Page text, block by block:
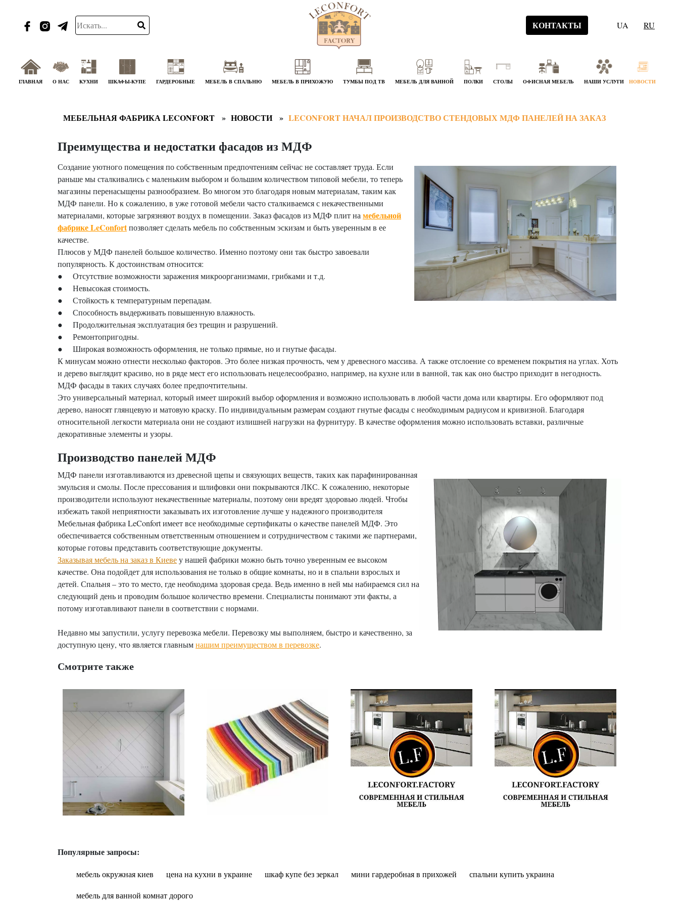
КОНТАКТЫ UA RU
ГЛАВНАЯ О НАС КУХНИ ШКАФЫ-КУПЕ ГАРДЕРОБНЫЕ МЕБЕЛЬ В СПАЛЬНЮ МЕБЕЛЬ В ПРИХОЖУЮ ТУМБЫ ПОД ТВ МЕБЕЛЬ ДЛЯ ВАННОЙ ПОЛКИ СТОЛЫ ОФИСНАЯ МЕБЕЛЬ НАШИ УСЛУГИ НОВОСТИ
МЕБЕЛЬНАЯ ФАБРИКА LECONFORT НОВОСТИ LECONFORT НАЧАЛ ПРОИЗВОДСТВО СТЕНДОВЫХ МДФ ПАНЕЛЕЙ НА ЗАКАЗ
Преимущества и недостатки фасадов из МДФ
Создание уютного помещения по собственным предпочтениям сейчас не составляет труда. Если
раньше мы сталкивались с маленьким выбором и большим количеством типовой мебели, то теперь
магазины перенасыщены разнообразием. Во многом это благодаря новым материалам, таким как
МДФ панели. Но к сожалению, в уже готовой мебели часто сталкиваемся с некачественными
материалами, которые загрязняют воздух в помещении. Заказ фасадов из МДФ плит на мебельной
фабрике LeConfortпозволяет сделать мебель по собственным эскизам и быть уверенным в ее
качестве.
Плюсов у МДФ панелей большое количество. Именно поэтому они так быстро завоевали
популярность. К достоинствам относится:
● Отсутствие возможности заражения микроорганизмами, грибками и т.д.
● Невысокая стоимость.
● Стойкость к температурным перепадам.
● Способность выдерживать повышенную влажность.
● Продолжительная эксплуатация без трещин и разрушений.
● Ремонтопригодны.
● Широкая возможность оформления, не только прямые, но и гнутые фасады.
К минусам можно отнести несколько факторов. Это более низкая прочность, чем у древесного массива. А также отслоение со временем покрытия на углах. Хоть
и дерево выглядит красиво, но в ряде мест его использовать нецелесообразно, например, на кухне или в ванной, так как оно быстро приходит в негодность.
МДФ фасады в таких случаях более предпочтительны.
Это универсальный материал, который имеет широкий выбор оформления и возможно использовать в любой части дома или квартиры. Его оформляют под
дерево, наносят глянцевую и матовую краску. По индивидуальным размерам создают гнутые фасады с необходимым радиусом и кривизной. Благодаря
относительной легкости материала они не создают излишней нагрузки на фурнитуру. В качестве оформления можно использовать вставки, различные
декоративные элементы и узоры.
Производство панелей МДФ
МДФ панели изготавливаются из древесной щепы и связующих веществ, таких как парафинированная
эмульсия и смолы. После прессования и шлифовки они покрываются ЛКС. К сожалению, некоторые
производители используют некачественные материалы, поэтому они вредят здоровью людей. Чтобы
избежать такой неприятности заказывать их изготовление лучше у надежного производителя
Мебельная фабрика LeConfort имеет все необходимые сертификаты о качестве панелей МДФ. Это
обеспечивается собственным ответственным отношением и сотрудничеством с такими же партнерами,
которые готовы представить соответствующие документы.
Заказывая мебель на заказ в Киевеу нашей фабрики можно быть точно уверенным ее высоком
качестве. Она подойдет для использования не только в общие комнаты, но и в спальни взрослых и
детей. Спальня – это то место, где необходима здоровая среда. Ведь именно в ней мы набираемся сил на
следующий день и проводим большое количество времени. Специалисты понимают эти факты, а
потому изготавливают панели в соответствии с нормами.
Недавно мы запустили, услугу перевозка мебели. Перевозку мы выполняем, быстро и качественно, за
доступную цену, что является главнымнашим преимуществом в перевозке.
Смотрите также
Популярные запросы:
мебель окружная киев цена на кухни в украине шкаф купе без зеркал мини гардеробная в прихожей
спальни купить украина
мебель для ванной комнат дорого